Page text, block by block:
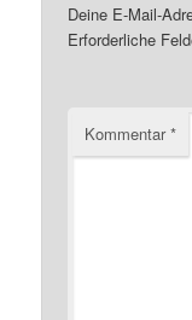
Deine E-Mail-
Erforderliche
Kommentar*